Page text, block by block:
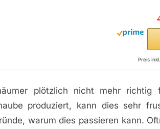
Preis
plötzlich nicht mehr richtig
produziert, kann dies sehr
warum dies passieren kann.